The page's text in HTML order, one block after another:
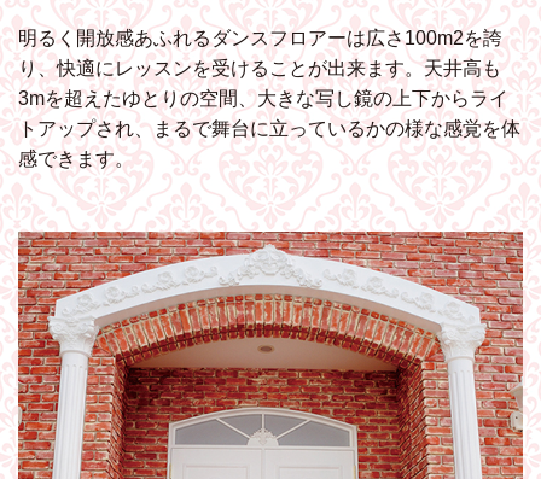
明るく開放感あふれるダンスフロアーは広さ100m2を誇
り、快適にレッスンを受けることが出来ます。天井高も
3mを超えたゆとりの空間、大きな写し鏡の上下からライ
トアップされ、まるで舞台に立っているかの様な感覚を体
感できます。